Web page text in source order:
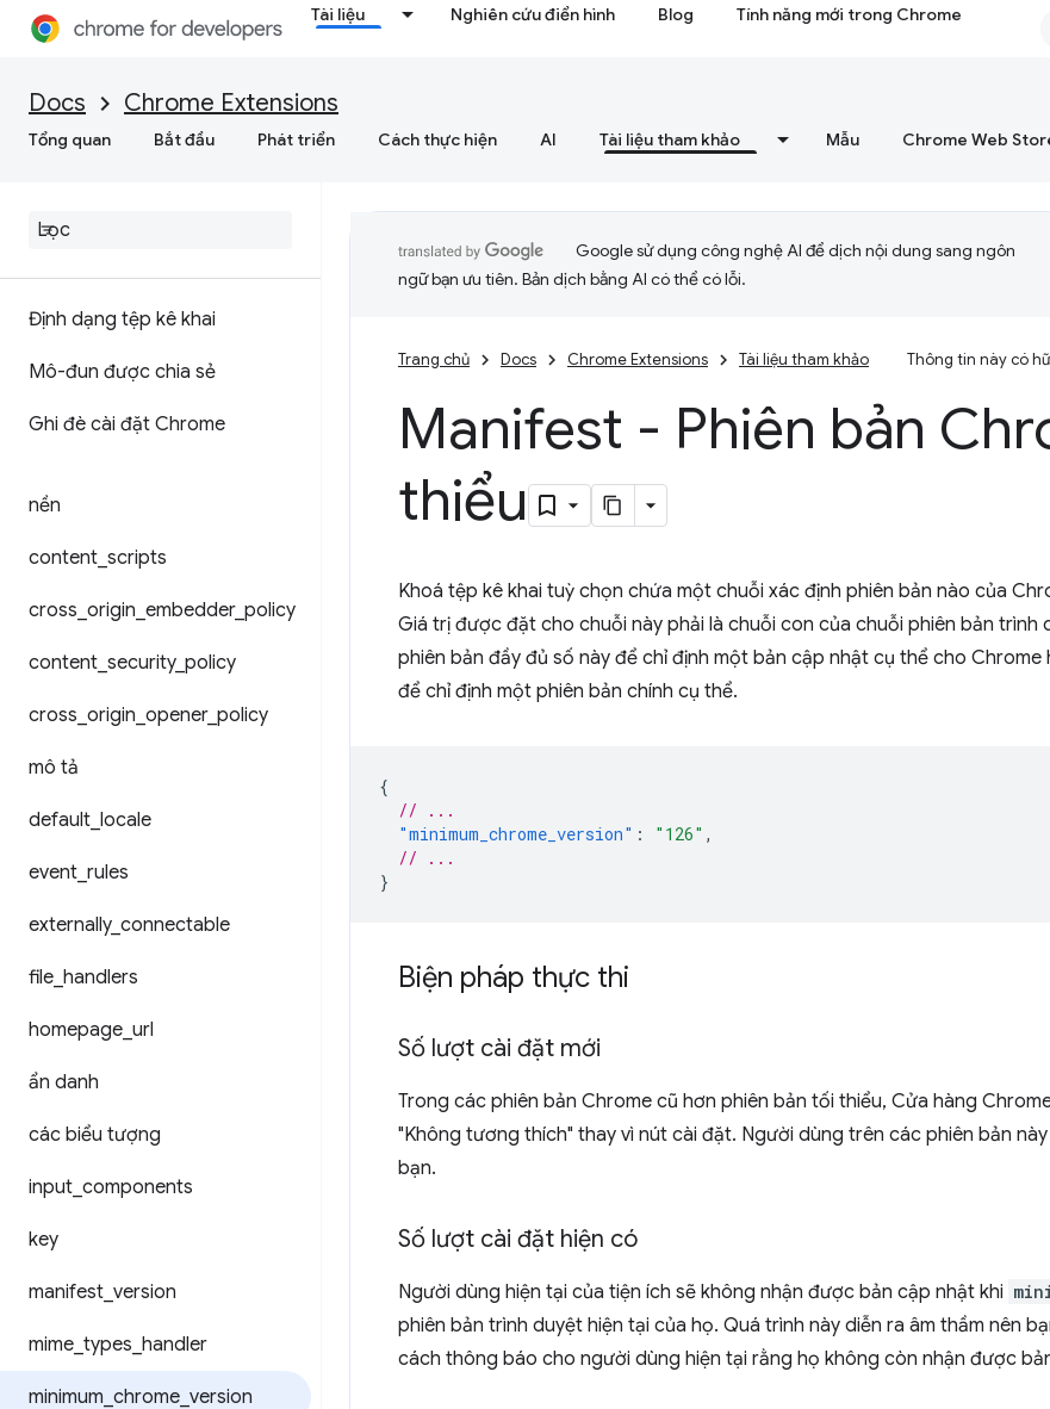
Tài liệu Nghiên cứu điển hình Blog Tính năng mới trong Chrome
Docs Chrome Extensions
Tổng quan Bắt đầu Phát triển Cách thực hiện AI Tài liệu tham khảo Mẫu Chrome Web
Định dạng tệp kê khai
Mô-đun được chia sẻ
Ghi đè cài đặt Chrome
nền
content scripts
cross origin embedder_ policy
content security_ policy
cross origin opener_ policy
mô tả
default locale
event rules
externally_ connectable
file handlers
homepage url
ẩn danh
các biểu tượng
input components
key
manifest version
mime types handler
minimum chrome version
Google sử dụng công nghệ AI để dịch nội dung sang ngôn
ngữ bạn ưu tiên. Bản dịch bằng AI có thể có lỗi.
Trang chủ Docs Chrome Extensions Tài liệu tham khảo Thông tin này có
Manifest - Phiên bản
thiểu
Khoá tệp kê khai tuỳ chọn chứa một chuỗi xác định phiên bản nào của
Giá trị được đặt cho chuỗi này phải là chuỗi con của chuỗi phiên bản trình
phiên bản đầy đủ số này để chỉ định một bản cập nhật cụ thể cho
để chỉ định một phiên bản chính cụ thể.
{
// ...
"minimum_chrome_version" : "126" ,
// ...
}
Biện pháp thực thi
Số lượt cài đặt mới
Trong các phiên bản Chrome cũ hơn phiên bản tối thiểu, Cửa hàng
"Không tương thích" thay vì nút cài đặt. Người dùng trên các phiên bản
bạn.
Số lượt cài đặt hiện có
Người dùng hiện tại của tiện ích sẽ không nhận được bản cập nhật khi
phiên bản trình duyệt hiện tại của họ. Quá trình này diễn ra âm thầm nên
cách thông báo cho người dùng hiện tại rằng họ không còn nhận được